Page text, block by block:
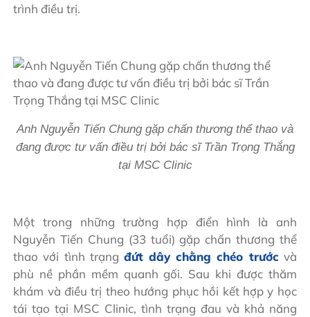
trình điều trị.
Anh Nguyễn Tiến Chung gặp chấn thương thể thao và
đang được tư vấn điều trị bởi bác sĩ Trần Trọng Thắng
tại MSC Clinic
Một trong những trường hợp điển hình là anh
Nguyễn Tiến Chung (33 tuổi) gặp chấn thương thể
thao với tình trạng đứt dây chằng chéo trước và
phù nề phần mềm quanh gối. Sau khi được thăm
khám và điều trị theo hướng phục hồi kết hợp y học
tái tạo tại MSC Clinic, tình trạng đau và khả năng